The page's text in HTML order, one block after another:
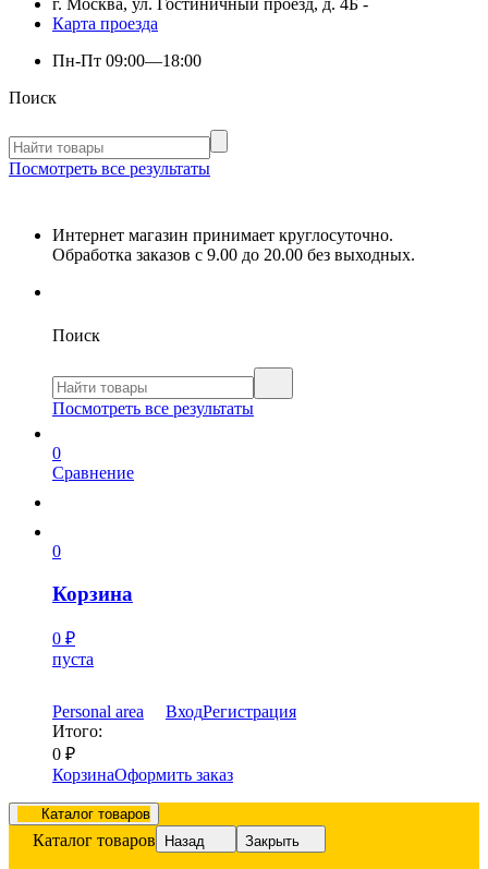
г. Москва, ул. Гостиничный проезд, д. 4Б -
Карта проезда
Пн-Пт 09:00—18:00
Поиск
Посмотреть все результаты
Интернет магазин принимает круглосуточно.
Обработка заказов с 9.00 до 20.00 без выходных.
Поиск
Посмотреть все результаты
0
Сравнение
0
Корзина
0 ₽
пуста
Personal area ВходРегистрация
Итого:
0 ₽
КорзинаОформить заказ
Каталог товаров
Каталог товаров Назад Закрыть